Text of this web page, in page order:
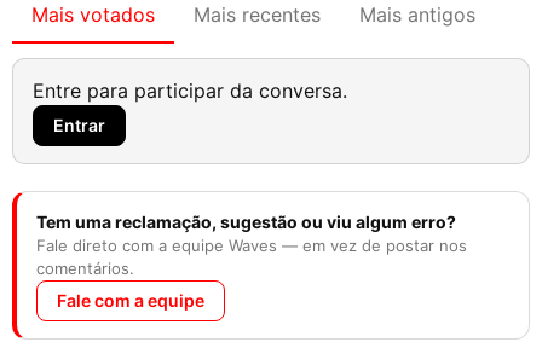
Mais votados Mais recentes Mais antigos
Entre para participar da conversa.
Entrar
Tem uma reclamação, sugestão ou viu algum erro?
Fale direto com a equipe Waves — em vez de postar nos
comentários.
Fale com a equipe